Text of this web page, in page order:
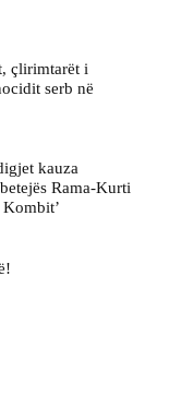
çlirimtarët i
serb në
kauza
Rama-Kurti